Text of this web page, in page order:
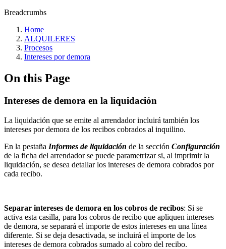
Breadcrumbs
Home
ALQUILERES
Procesos
Intereses por demora
On this Page
Intereses de demora en la liquidación
La liquidación que se emite al arrendador incluirá también los
intereses por demora de los recibos cobrados al inquilino.
En la pestaña Informes de liquidación de la sección Configuración
de la ficha del arrendador se puede parametrizar si, al imprimir la
liquidación, se desea detallar los intereses de demora cobrados por
cada recibo.
Separar intereses de demora en los cobros de recibos: Si se
activa esta casilla, para los cobros de recibo que apliquen intereses
de demora, se separará el importe de estos intereses en una línea
diferente. Si se deja desactivada, se incluirá el importe de los
intereses de demora cobrados sumado al cobro del recibo.